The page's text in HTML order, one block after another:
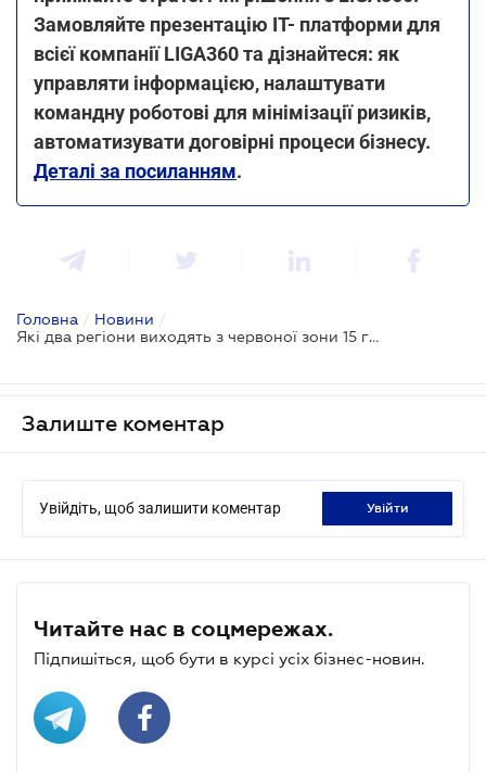
Замовляйте презентацію IT- платформи для
всієї компанії LIGA360 та дізнайтеся: як
управляти інформацією, налаштувати
командну роботові для мінімізації ризиків,
автоматизувати договірні процеси бізнесу.
Деталі за посиланням.
Головна / Новини /
Які два регіони виходять з червоної зони 15 грудня
Залиште коментар
Увійдіть, щоб залишити коментар увійти
Читайте нас в соцмережах.
Підпишіться, щоб бути в курсі усіх бізнес-новин.